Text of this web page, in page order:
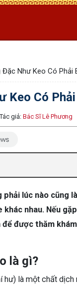
Đặc Như Keo Có Phải
Keo Có
Tác giả: Bác Sĩ Lê Phương
lúc nào cũng
nhau. Nếu
được thăm
là gì?
hư) là một chất dịch